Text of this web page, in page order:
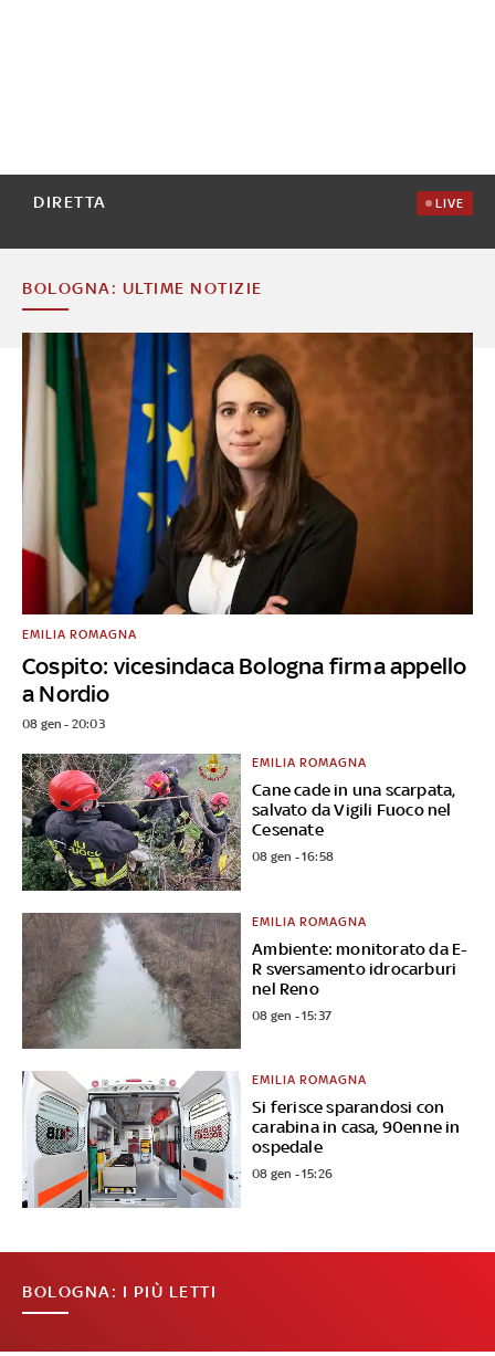
DIRETTA LIVE
BOLOGNA: ULTIME NOTIZIE
Cospito: vicesindaca Bologna firma appello
a Nordio
EMILIA ROMAGNA
08 gen - 20:03
Cane cade in una scarpata,
salvato da Vigili Fuoco nel
Cesenate
EMILIA ROMAGNA
08 gen - 16:58
Ambiente: monitorato da E-
R sversamento idrocarburi
nel Reno
EMILIA ROMAGNA
08 gen - 15:37
Si ferisce sparandosi con
carabina in casa, 90enne in
ospedale
EMILIA ROMAGNA
08 gen - 15:26
BOLOGNA: I PIÙ LETTI